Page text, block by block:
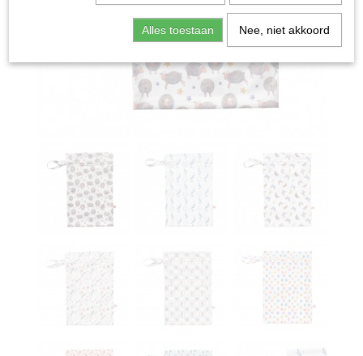
Alles toestaan Nee, niet akkoord